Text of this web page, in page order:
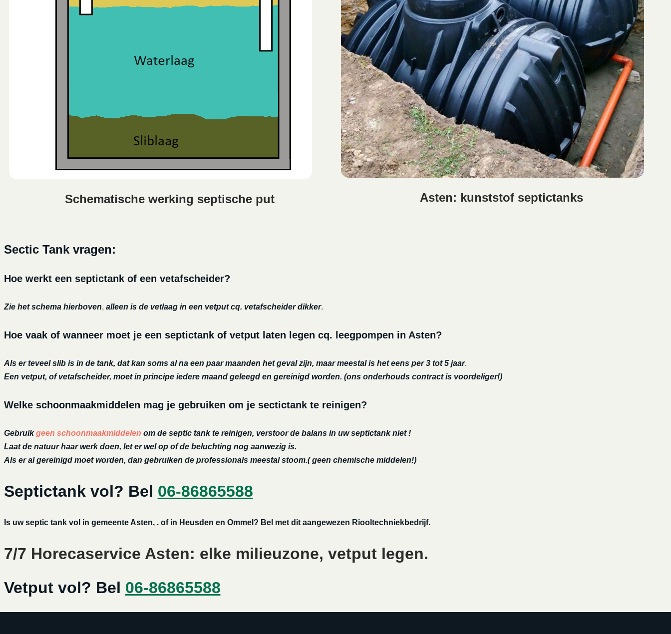
Schematische werking septische put Asten: kunststof septictanks
Sectic Tank vragen:
Hoe werkt een septictank of een vetafscheider?
Zie het schema hierboven, alleen is de vetlaag in een vetput cq. vetafscheider dikker.
Hoe vaak of wanneer moet je een septictank of vetput laten legen cq. leegpompen in Asten?
Als er teveel slib is in de tank, dat kan soms al na een paar maanden het geval zijn, maar meestal is het eens per 3 tot 5 jaar.
Een vetput, of vetafscheider, moet in principe iedere maand geleegd en gereinigd worden. (ons onderhouds contract is voordeliger!)
Welke schoonmaakmiddelen mag je gebruiken om je sectictank te reinigen?
Gebruikgeen schoonmaakmiddelen om de septic tank te reinigen, verstoor de balans in uw septictank niet !
Laat de natuur haar werk doen, let er wel op of de beluchting nog aanwezig is.
Als er al gereinigd moet worden, dan gebruiken de professionals meestal stoom.( geen chemische middelen!)
Septictank vol? Bel 06-86865588
Is uw septic tank vol in gemeente Asten, . of in Heusden en Ommel? Bel met dit aangewezen Riooltechniekbedrijf.
7/7 Horecaservice Asten: elke milieuzone, vetput legen.
Vetput vol? Bel 06-86865588